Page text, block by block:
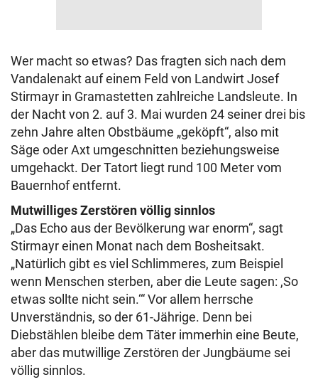
Wer macht so etwas? Das fragten sich nach dem
Vandalenakt auf einem Feld von Landwirt Josef
Stirmayr in Gramastetten zahlreiche Landsleute. In
der Nacht von 2. auf 3. Mai wurden 24 seiner drei bis
zehn Jahre alten Obstbäume „geköpft“, also mit
Säge oder Axt umgeschnitten beziehungsweise
umgehackt. Der Tatort liegt rund 100 Meter vom
Bauernhof entfernt.
Mutwilliges Zerstören völlig sinnlos
„Das Echo aus der Bevölkerung war enorm“, sagt
Stirmayr einen Monat nach dem Bosheitsakt.
„Natürlich gibt es viel Schlimmeres, zum Beispiel
wenn Menschen sterben, aber die Leute sagen: ,So
etwas sollte nicht sein.‘“ Vor allem herrsche
Unverständnis, so der 61-Jährige. Denn bei
Diebstählen bleibe dem Täter immerhin eine Beute,
aber das mutwillige Zerstören der Jungbäume sei
völlig sinnlos.